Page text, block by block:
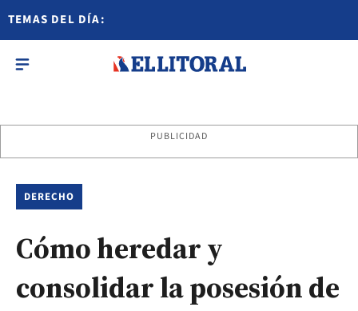
TEMAS DEL DÍA:
PUBLICIDAD
DERECHO
Cómo heredar y
consolidar la posesión de